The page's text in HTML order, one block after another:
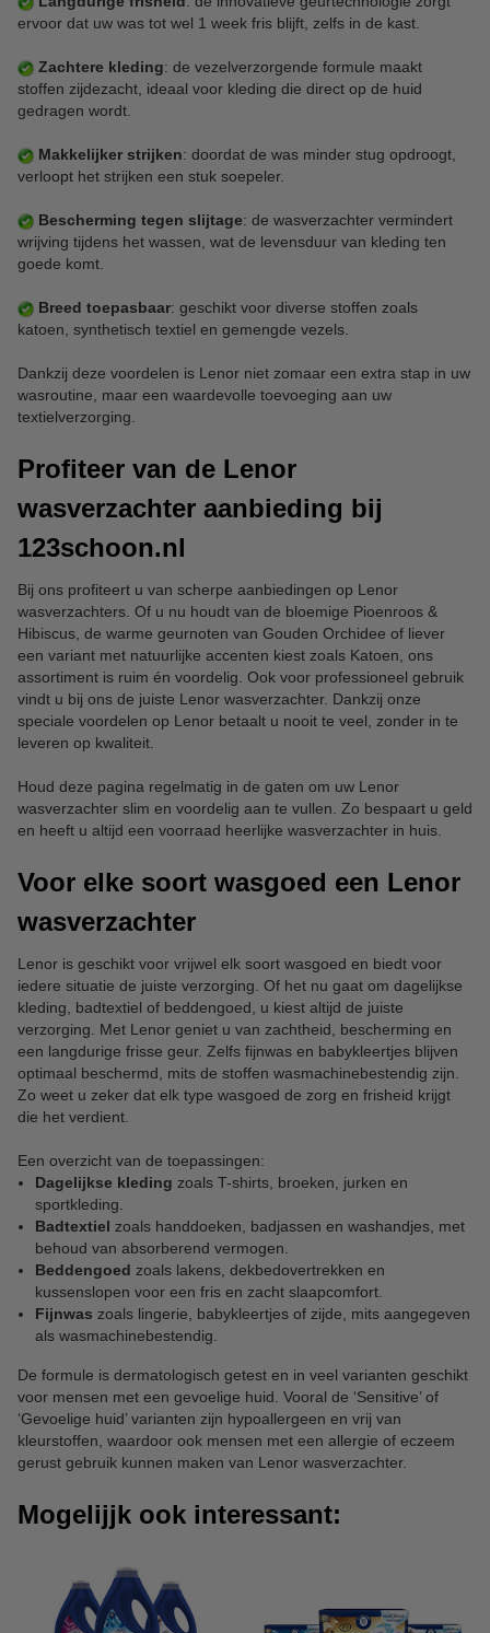
ervoor dat uw was tot wel 1 week fris blijft, zelfs in de kast.
Zachtere kleding: de vezelverzorgende formule maakt
stoffen zijdezacht, ideaal voor kleding die direct op de huid
gedragen wordt.
Makkelijker strijken: doordat de was minder stug opdroogt,
verloopt het strijken een stuk soepeler.
Bescherming tegen slijtage: de wasverzachter vermindert
wrijving tijdens het wassen, wat de levensduur van kleding ten
goede komt.
Breed toepasbaar: geschikt voor diverse stoffen zoals
katoen, synthetisch textiel en gemengde vezels.
Dankzij deze voordelen is Lenor niet zomaar een extra stap in uw
wasroutine, maar een waardevolle toevoeging aan uw
textielverzorging.
Profiteer van de Lenor
wasverzachter aanbieding bij
123schoon.nl
Bij ons profiteert u van scherpe aanbiedingen op Lenor
wasverzachters. Of u nu houdt van de bloemige Pioenroos &
Hibiscus, de warme geurnoten van Gouden Orchidee of liever
een variant met natuurlijke accenten kiest zoals Katoen, ons
assortiment is ruim én voordelig. Ook voor professioneel gebruik
vindt u bij ons de juiste Lenor wasverzachter. Dankzij onze
speciale voordelen op Lenor betaalt u nooit te veel, zonder in te
leveren op kwaliteit.
Houd deze pagina regelmatig in de gaten om uw Lenor
wasverzachter slim en voordelig aan te vullen. Zo bespaart u geld
en heeft u altijd een voorraad heerlijke wasverzachter in huis.
Voor elke soort wasgoed een Lenor
wasverzachter
Lenor is geschikt voor vrijwel elk soort wasgoed en biedt voor
iedere situatie de juiste verzorging. Of het nu gaat om dagelijkse
kleding, badtextiel of beddengoed, u kiest altijd de juiste
verzorging. Met Lenor geniet u van zachtheid, bescherming en
een langdurige frisse geur. Zelfs fijnwas en babykleertjes blijven
optimaal beschermd, mits de stoffen wasmachinebestendig zijn.
Zo weet u zeker dat elk type wasgoed de zorg en frisheid krijgt
die het verdient.
Een overzicht van de toepassingen:
Dagelijkse kleding zoals T-shirts, broeken, jurken en
sportkleding.
Badtextiel zoals handdoeken, badjassen en washandjes, met
behoud van absorberend vermogen.
Beddengoed zoals lakens, dekbedovertrekken en
kussenslopen voor een fris en zacht slaapcomfort.
Fijnwas zoals lingerie, babykleertjes of zijde, mits aangegeven
als wasmachinebestendig.
De formule is dermatologisch getest en in veel varianten geschikt
voor mensen met een gevoelige huid. Vooral de ‘Sensitive’ of
‘Gevoelige huid’ varianten zijn hypoallergeen en vrij van
kleurstoffen, waardoor ook mensen met een allergie of eczeem
gerust gebruik kunnen maken van Lenor wasverzachter.
Mogelijjk ook interessant: